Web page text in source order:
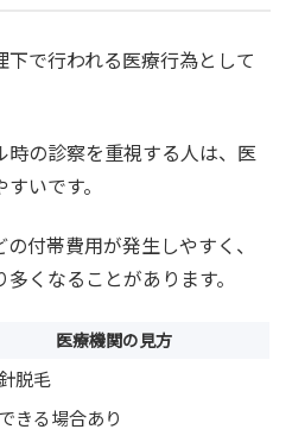
で行われる医療行為として
の診察を重視する人は、医
いです。
付帯費用が発生しやすく、
くなることがあります。
医療機関の見方
脱毛
きる場合あり